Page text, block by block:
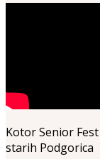
Kotor Senior
starih Podgorica